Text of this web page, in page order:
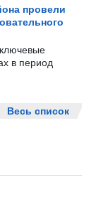
провели
в период
Весь список